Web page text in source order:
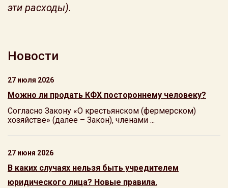
эти расходы).
Новости
27 июля 2026
Можно ли продать КФХ постороннему человеку?
Согласно Закону «О крестьянском (фермерском)
хозяйстве» (далее – Закон), членами ...
27 июня 2026
В каких случаях нельзя быть учредителем
юридического лица? Новые правила.